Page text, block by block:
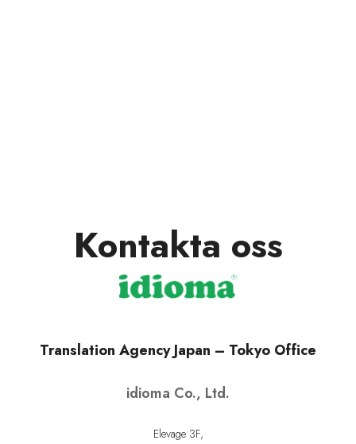
Kontakta oss
Translation Agency Japan – Tokyo Office
idioma Co., Ltd.
Elevage 3F,